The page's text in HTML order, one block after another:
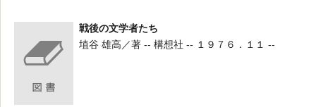
戦後の文学者たち
埴谷 雄高／著 -- 構想社 -- １９７６．１１ --